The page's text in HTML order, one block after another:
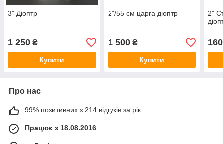
3" Діоптр
1 250 ₴
Купити
2"/55 см царга діоптр
1 500₴
Купити
2"
160
Про нас
99% позитивних з 214 відгуків за рік
Працює з 18.08.2016